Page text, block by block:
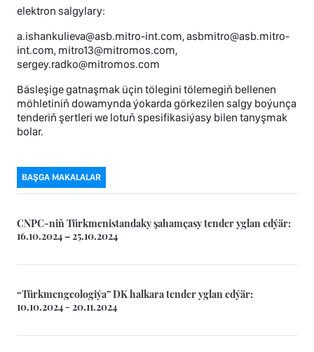
elektron salgylary:
a.ishankulieva@asb.mitro-int.com, asbmitro@asb.mitro-
int.com, mitro13@mitromos.com,
sergey.radko@mitromos.com
Bäsleşige gatnaşmak üçin tölegini tölemegiň bellenen
möhletiniň dowamynda ýokarda görkezilen salgy boýunça
tenderiň şertleri we lotuň spesifikasiýasy bilen tanyşmak
bolar.
BAŞGA MAKALALAR
CNPC-niň Türkmenistandaky şahamçasy tender yglan edýär:
16.10.2024 – 25.10.2024
“Türkmengeologiýa” DK halkara tender yglan edýär:
10.10.2024 - 20.11.2024